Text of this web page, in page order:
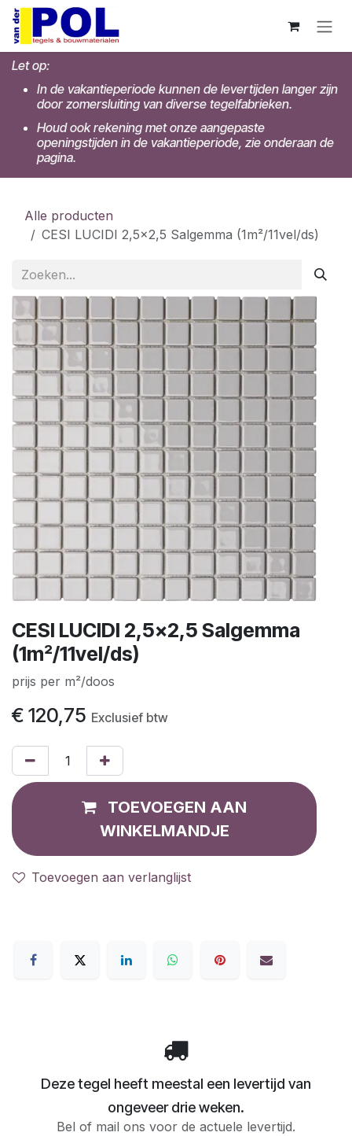
Overslaan naar inhoud
Let op:
In de vakantieperiode kunnen de levertijden langer zijn
door zomersluiting van diverse tegelfabrieken.
Houd ook rekening met onze aangepaste
openingstijden in de vakantieperiode, zie onderaan de
pagina.
Alle producten
CESI LUCIDI 2,5x2,5 Salgemma (1m²/11vel/ds)
CESI LUCIDI 2,5x2,5 Salgemma
(1m²/11vel/ds)
prijs per m²/doos
€ 120,75 Exclusief btw
TOEVOEGEN AAN
WINKELMANDJE
Toevoegen aan verlanglijst
Deze tegel heeft meestal een levertijd van
ongeveer drie weken.
Bel of mail ons voor de actuele levertijd.